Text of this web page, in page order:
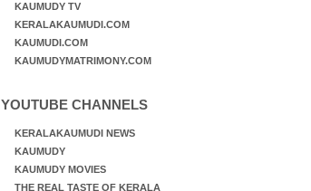
KAUMUDY TV
KERALAKAUMUDI.COM
KAUMUDI.COM
KAUMUDYMATRIMONY.COM
YOUTUBE CHANNELS
KERALAKAUMUDI NEWS
KAUMUDY
KAUMUDY MOVIES
THE REAL TASTE OF KERALA